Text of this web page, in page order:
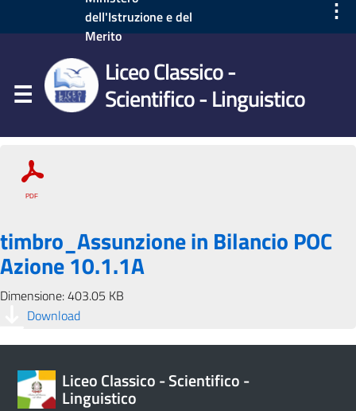
dell'Istruzione e del
Merito
⋮
Liceo Classico -
Scientifico - Linguistico
timbro_Assunzione in Bilancio POC
Azione 10.1.1A
Dimensione: 403.05 KB
Download
Liceo Classico - Scientifico -
Linguistico